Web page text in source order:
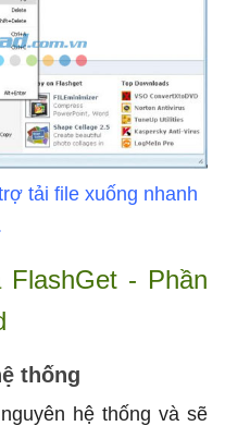
tải file xuống nhanh
- Phần
thống
hệ thống và sẽ